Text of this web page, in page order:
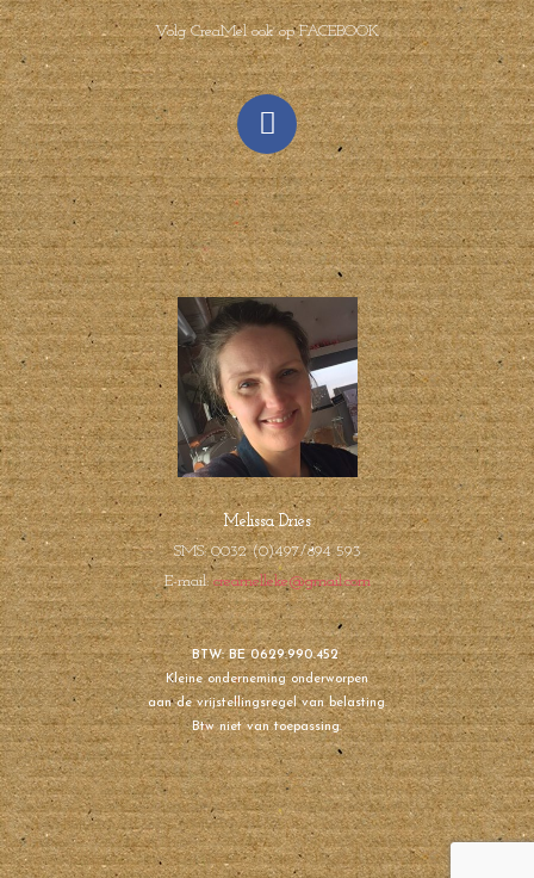
Volg CreaMel ook op FACEBOOK
Melissa Dries
SMS: 0032 (0)497/894 593
E-mail:creamelleke@gmail.com
BTW: BE 0629.990.452
Kleine onderneming onderworpen
aan de vrijstellingsregel van belasting.
Btw niet van toepassing.